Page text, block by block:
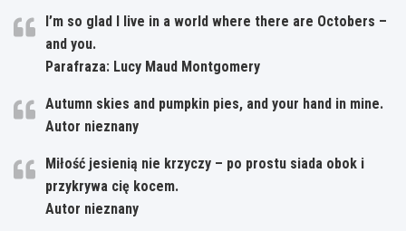
I’m so glad I live in a world where there are Octobers –
and you.
Parafraza: Lucy Maud Montgomery
Autumn skies and pumpkin pies, and your hand in mine.
Autor nieznany
Miłość jesienią nie krzyczy – po prostu siada obok i
przykrywa cię kocem.
Autor nieznany